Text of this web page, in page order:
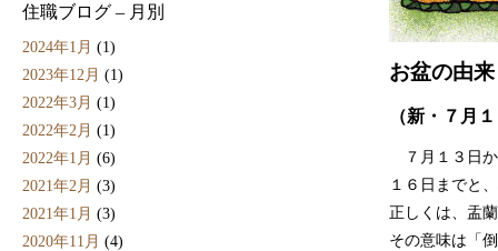
住職ブログ – 月別
2024年1月 (1)
2023年12月 (1)
2022年3月 (1)
2022年2月 (1)
2022年1月 (6)
2021年2月 (3)
2021年1月 (3)
2020年11月 (4)
お盆の由来
（新・７月
７月１３日か
１６日までと
正しくは、盂
その意味は「